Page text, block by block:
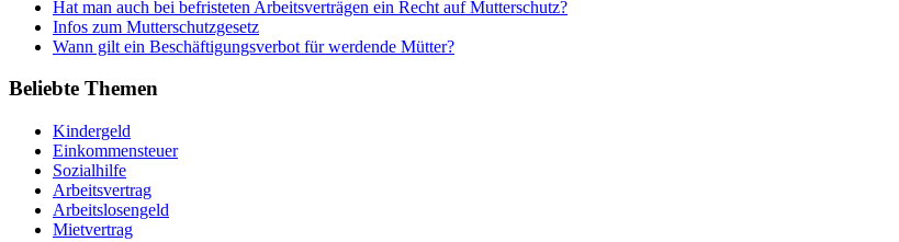
Hat man auch bei befristeten Arbeitsverträgen ein Recht auf Mutterschutz?
Infos zum Mutterschutzgesetz
Wann gilt ein Beschäftigungsverbot für werdende Mütter?
Beliebte Themen
Kindergeld
Einkommensteuer
Sozialhilfe
Arbeitsvertrag
Arbeitslosengeld
Mietvertrag